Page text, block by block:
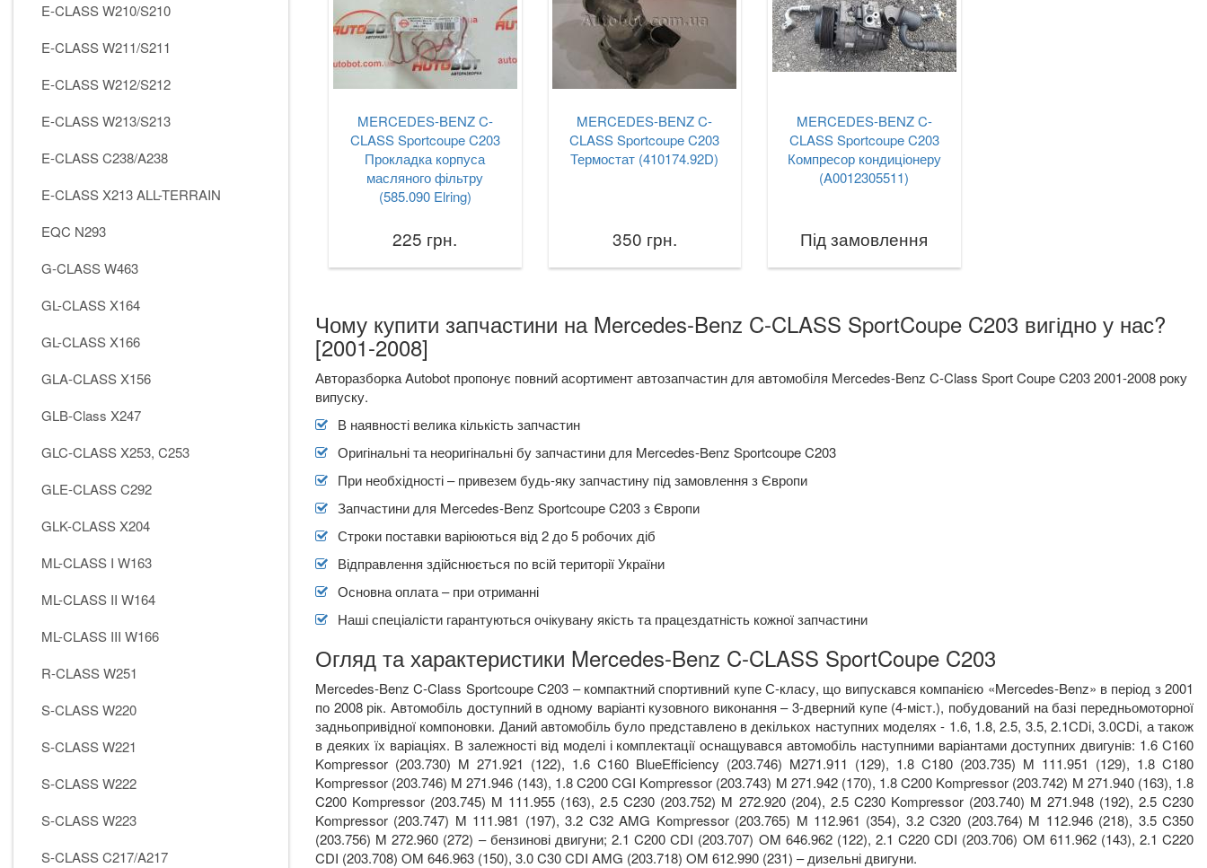
E-CLASS W210/S210
E-CLASS W211/S211
E-CLASS W212/S212
E-CLASS W213/S213
E-CLASS C238/A238
E-CLASS X213 ALL-TERRAIN
EQC N293
G-CLASS W463
GL-CLASS X164
GL-CLASS X166
GLA-CLASS X156
GLB-Class X247
GLC-CLASS X253, C253
GLE-CLASS C292
GLK-CLASS X204
ML-CLASS I W163
ML-CLASS II W164
ML-CLASS III W166
R-CLASS W251
S-CLASS W220
S-CLASS W221
S-CLASS W222
S-CLASS W223
S-CLASS C217/A217
MERCEDES-BENZ C-
CLASS Sportcoupe C203
Прокладка корпуса
масляного фільтру
(585.090 Elring)
225 грн.
MERCEDES-BENZ C-
CLASS Sportcoupe C203
Термостат (410174.92D)
350 грн.
MERCEDES-BENZ C-
CLASS Sportcoupe C203
Компресор кондиціонеру
(A0012305511)
Під замовлення
Чому купити запчастини на Mercedes-Benz C-CLASS SportCoupe C203 вигідно у нас?
[2001-2008]
Авторазборка Autobot пропонує повний асортимент автозапчастин для автомобіля Mercedes-Benz C-Class Sport Coupe C203 2001-2008 року
випуску.
В наявності велика кількість запчастин
Оригінальні та неоригінальні бу запчастини для Mercedes-Benz Sportcoupe C203
При необхідності – привезем будь-яку запчастину під замовлення з Європи
Запчастини для Mercedes-Benz Sportcoupe C203 з Європи
Строки поставки варіюються від 2 до 5 робочих діб
Відправлення здійснюється по всій території України
Основна оплата – при отриманні
Наші спеціалісти гарантуються очікувану якість та працездатність кожної запчастини
Огляд та характеристики Mercedes-Benz C-CLASS SportCoupe C203
Mercedes-Benz C-Class SportcoupeС203 –компактний спортивний купе С-класу, що випускався компанією «Mercedes-Benz» в період з 2001
по 2008 рік. Автомобіль доступний в одному варіанті кузовного виконання – 3-дверний купе (4-міст.), побудований на базі передньомоторної
задньопривідної компоновки. Даний автомобіль було представлено в декількох наступних моделях - 1.6, 1.8, 2.5, 3.5, 2.1CDi, 3.0CDi, а також
в деяких їх варіаціях. В залежності від моделі і комплектації оснащувався автомобіль наступними варіантами доступних двигунів: 1.6 C160
Kompressor (203.730) M 271.921 (122), 1.6 C160 BlueEfficiency (203.746) M271.911 (129), 1.8 C180 (203.735) M 111.951 (129), 1.8 C180
Kompressor (203.746) M 271.946 (143), 1.8C200CGI Kompressor (203.743) M 271.942 (170), 1.8C200 Kompressor (203.742) M 271.940 (163), 1.8
C200 Kompressor (203.745) M 111.955 (163), 2.5C230 (203.752) M 272.920 (204), 2.5 C230 Kompressor(203.740) M 271.948 (192), 2.5C230
Kompressor (203.747) M 111.981 (197), 3.2 C32AMG Kompressor(203.765) M 112.961 (354), 3.2C320 (203.764) M 112.946 (218), 3.5C350
(203.756) M 272.960 (272) – бензинові двигуни; 2.1C200CDI (203.707) OM 646.962 (122), 2.1C220CDI (203.706) OM 611.962 (143), 2.1C220
CDI (203.708) OM 646.963 (150), 3.0C30CDI AMG (203.718) OM 612.990 (231) – дизельні двигуни.